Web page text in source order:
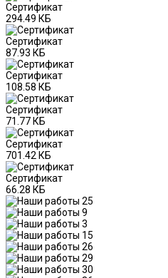
Сертификат
294.49 КБ
Сертификат
87.93 КБ
Сертификат
108.58 КБ
Сертификат
71.77 КБ
Сертификат
701.42 КБ
Сертификат
66.28 КБ